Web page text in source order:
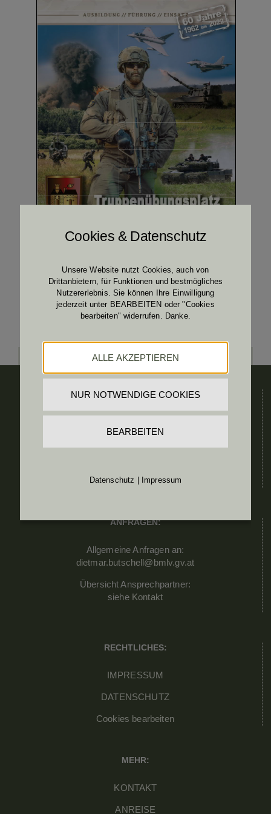
ADRESSE:
Schloss Allentsteig
Pfarrer Josef Edinger Platz 13
ANFRAGEN:
Allgemeine Anfragen an:
dietmar.butschell@bmlv.gv.at
Übersicht Ansprechpartner:
siehe Kontakt
RECHTLICHES:
IMPRESSUM
DATENSCHUTZ
Cookies bearbeiten
MEHR:
KONTAKT
ANREISE
Cookies & Datenschutz
Unsere Website nutzt Cookies, auch von
Drittanbietern, für Funktionen und bestmögliches
Nutzererlebnis. Sie können Ihre Einwilligung
jederzeit unter BEARBEITEN oder "Cookies
bearbeiten" widerrufen. Danke.
ALLE AKZEPTIEREN
NUR NOTWENDIGE COOKIES
BEARBEITEN
Datenschutz Impressum